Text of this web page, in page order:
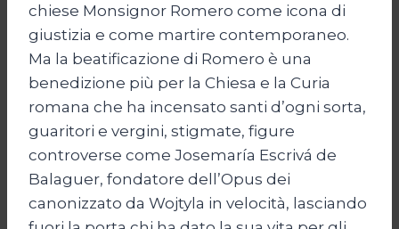
chiese Monsignor Romero come icona di
giustizia e come martire contemporaneo.
Ma la beatificazione di Romero è una
benedizione più per la Chiesa e la Curia
romana che ha incensato santi d’ogni sorta,
guaritori e vergini, stigmate, figure
controverse come Josemaría Escrivá de
Balaguer, fondatore dell’Opus dei
canonizzato da Wojtyla in velocità, lasciando